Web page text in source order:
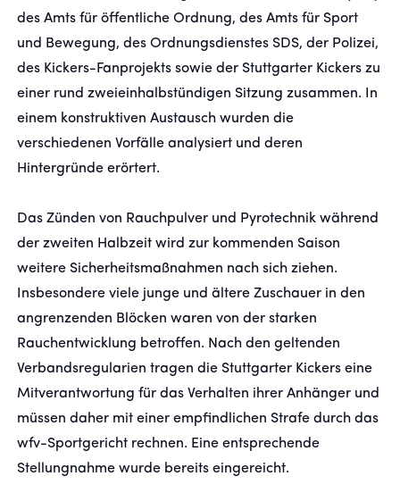
TICKETS
KONTAKT
Präsentiert von
des Amts für öffentliche Ordnung, des Amts für Sport
und Bewegung, des Ordnungsdienstes SDS, der Polizei,
des Kickers-Fanprojekts sowie der Stuttgarter Kickers zu
einer rund zweieinhalbstündigen Sitzung zusammen. In
einem konstruktiven Austausch wurden die
verschiedenen Vorfälle analysiert und deren
Hintergründe erörtert.
Das Zünden von Rauchpulver und Pyrotechnik während
der zweiten Halbzeit wird zur kommenden Saison
weitere Sicherheitsmaßnahmen nach sich ziehen.
Insbesondere viele junge und ältere Zuschauer in den
angrenzenden Blöcken waren von der starken
Rauchentwicklung betroffen. Nach den geltenden
Verbandsregularien tragen die Stuttgarter Kickers eine
Mitverantwortung für das Verhalten ihrer Anhänger und
müssen daher mit einer empfindlichen Strafe durch das
wfv-Sportgericht rechnen. Eine entsprechende
Stellungnahme wurde bereits eingereicht.